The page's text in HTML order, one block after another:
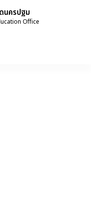
นครปฐม
Office